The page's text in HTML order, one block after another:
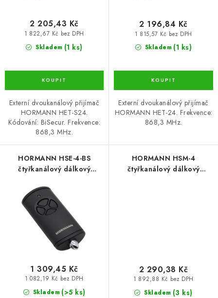
Skladem (1 ks)
1 822,67 Kč bez DPH
2 205,43 Kč
Externí dvoukanálový přijímač
HORMANN HET-S24.
Kódování: BiSecur. Frekvence:
868,3 MHz.
Skladem (1 ks)
1 815,57 Kč bez DPH
2 196,84 Kč
Externí dvoukanálový přijímač
HORMANN HET-24. Frekvence:
868,3 MHz.
HORMANN HSE-4-BS
čtyřkanálový dálkový
HORMANN (HOR-HSE-4-BS)
Skladem (>5 ks)
1 082,19 Kč bez DPH
1 309,45 Kč
HORMANN HSM-4
čtyřkanálový dálkový
Skladem (3 ks)
1 892,88 Kč bez DPH
2 290,38 Kč